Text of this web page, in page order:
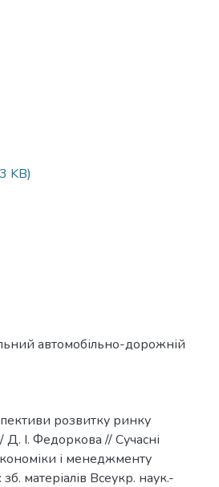
KB)
автомобільно-дорожній
розвитку ринку
Д. І. Федоркова // Сучасні
і менеджменту
матеріалів Всеукр. наук.-